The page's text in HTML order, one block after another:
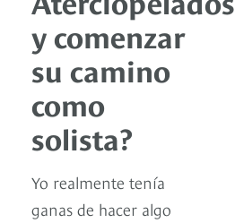
y comenzar
su camino
como
solista?
Yo realmente tenía
ganas de hacer algo